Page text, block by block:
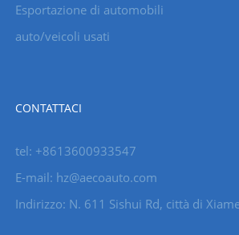
Esportazione di automobili
auto/veicoli usati
CONTATTACI
tel: +8613600933547
E-mail: hz@aecoauto.com
Indirizzo: N. 611 Sishui Rd, città di